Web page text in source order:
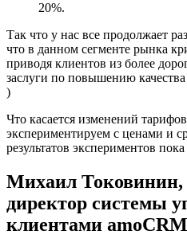
20%.
Так что у нас все продолжает
что в данном сегменте рынка
приводя клиентов из более
заслуги по повышению
)
Что касается изменений
экспериментируем с ценами и
результатов экспериментов
Михаил Токовинин,
директор системы
клиентами amoCRM